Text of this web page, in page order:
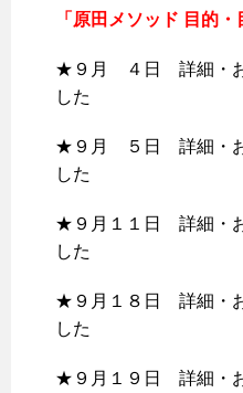
「原田メソッド 目的・
★９月 ４日 詳細・
した
★９月 ５日 詳細・
した
★９月１１日 詳細
した
★９月１８日 詳細
した
★９月１９日 詳細